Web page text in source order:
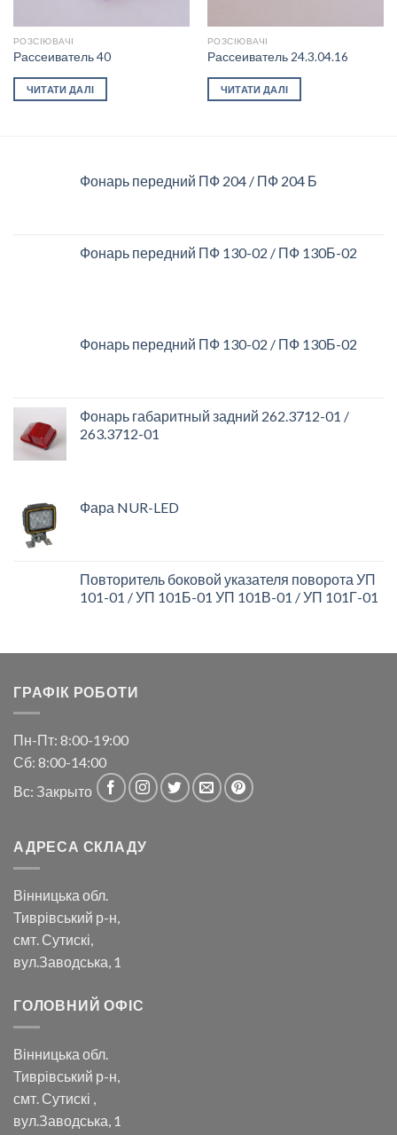
РОЗСІЮВАЧІ
Рассеиватель 40
ЧИТАТИ ДАЛІ
РОЗСІЮВАЧІ
Рассеиватель 24.3.04.16
ЧИТАТИ ДАЛІ
Фонарь передний ПФ 204 / ПФ 204 Б
Фонарь передний ПФ 130-02 / ПФ 130Б-02
Фонарь передний ПФ 130-02 / ПФ 130Б-02
Фонарь габаритный задний 262.3712-01 /
263.3712-01
Фара NUR-LED
Повторитель боковой указателя поворота УП
101-01 / УП 101Б-01 УП 101В-01 / УП 101Г-01
ГРАФІК РОБОТИ
Пн-Пт: 8:00-19:00
Сб: 8:00-14:00
Вс: Закрыто
АДРЕСА СКЛАДУ
Вінницька обл.
Тиврівський р-н,
смт. Сутискі,
вул.Заводська, 1
ГОЛОВНИЙ ОФІС
Вінницька обл.
Тиврівський р-н,
смт. Сутискі ,
вул.Заводська, 1